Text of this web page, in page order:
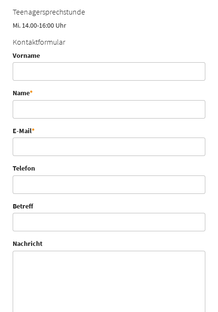
Teenagersprechstunde
Mi. 14.00-16:00 Uhr
Kontaktformular
Vorname
Name*
E-Mail*
Telefon
Betreff
Nachricht